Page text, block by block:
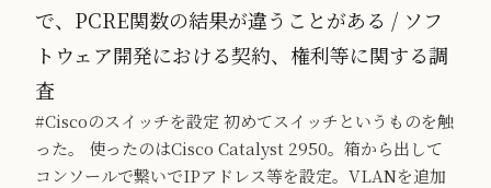
で、PCRE関数の結果が違うことがある / ソフ
トウェア開発における契約、権利等に関する調
査
#Ciscoのスイッチを設定 初めてスイッチというものを触
った。 使ったのはCisco Catalyst 2950。箱から出して
コンソールで繋いでIPアドレス等を設定。VLANを追加